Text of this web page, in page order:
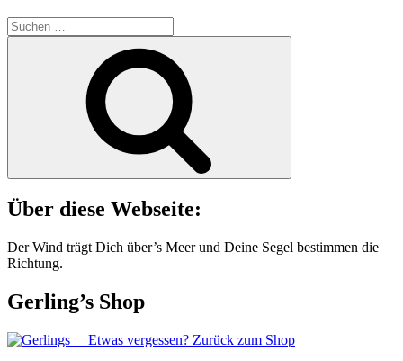
Suchen
nach:
Über diese Webseite:
Der Wind trägt Dich über’s Meer und Deine Segel bestimmen die
Richtung.
Gerling’s Shop
Etwas vergessen? Zurück zum Shop